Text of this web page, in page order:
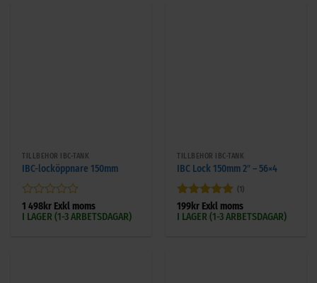
TILLBEHÖR IBC-TANK
IBC-locköppnare 150mm
Betygsatt
0
1 498kr Exkl moms
I LAGER (1-3 ARBETSDAGAR)
TILLBEHÖR IBC-TANK
IBC Lock 150mm 2″ – 56×4
Betygsatt5
av 5
(1)
199kr Exkl moms
I LAGER (1-3 ARBETSDAGAR)